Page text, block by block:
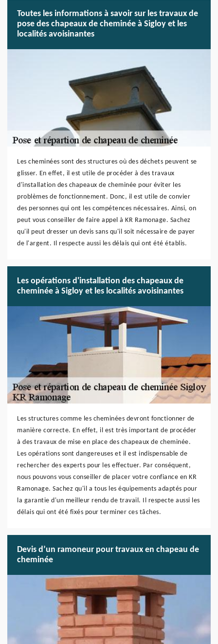
Toutes les informations à savoir sur les travaux de
pose des chapeaux de cheminée à Sigloy et les
localités avoisinantes
Les cheminées sont des structures où des déchets peuvent se
glisser. En effet, il est utile de procéder à des travaux
d'installation des chapeaux de cheminée pour éviter les
problèmes de fonctionnement. Donc, il est utile de convier
des personnes qui ont les compétences nécessaires. Ainsi, on
peut vous conseiller de faire appel à KR Ramonage. Sachez
qu'il peut dresser un devis sans qu'il soit nécessaire de payer
de l'argent. Il respecte aussi les délais qui ont été établis.
Les opérations d'installation des chapeaux de
cheminée à Sigloy et les localités avoisinantes
Les structures comme les cheminées devront fonctionner de
manière correcte. En effet, il est très important de procéder
à des travaux de mise en place des chapeaux de cheminée.
Les opérations sont dangereuses et il est indispensable de
rechercher des experts pour les effectuer. Par conséquent,
nous pouvons vous conseiller de placer votre confiance en KR
Ramonage. Sachez qu'il a tous les équipements adaptés pour
la garantie d'un meilleur rendu de travail. Il respecte aussi les
délais qui ont été fixés pour terminer ces tâches.
Devis d’un ramoneur pour travaux en chapeau de
cheminée